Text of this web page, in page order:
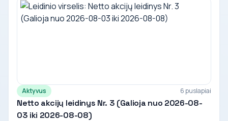
Aktyvus 6 puslapiai
Netto akcijų leidinys Nr. 3 (Galioja nuo 2026-08-
03 iki 2026-08-08)